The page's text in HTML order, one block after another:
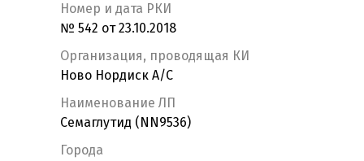
Номер и дата РКИ
№ 542 от 23.10.2018
Организация, проводящая КИ
Ново Нордиск А/С
Наименование ЛП
Семаглутид (NN9536)
Города